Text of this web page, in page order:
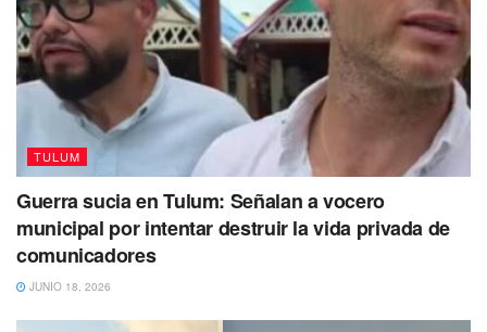
TULUM
Guerra sucia en Tulum: Señalan a vocero
municipal por intentar destruir la vida privada de
comunicadores
JUNIO 18, 2026